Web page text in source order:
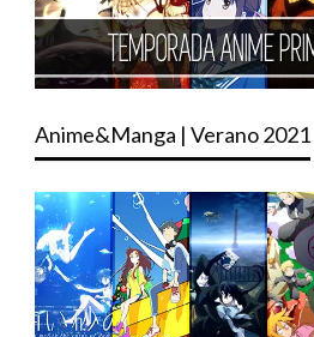
Anime&Manga | Verano 2021